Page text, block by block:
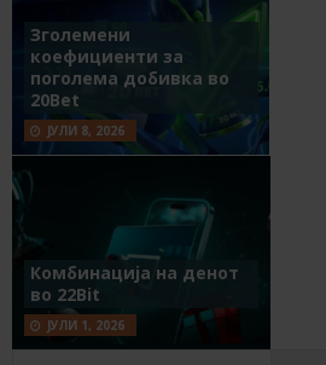
Зголемени
коефициенти за
поголема добивка во
20Bet
ЈУЛИ 8, 2026
Комбинација на денот
во 22Bit
ЈУЛИ 1, 2026